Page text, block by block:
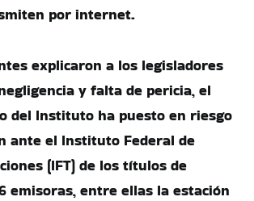
por internet.
explicaron a los legisladores
y falta de pericia, el
del Instituto ha puesto en riesgo
ante el Instituto Federal de
(IFT) de los títulos de
emisoras, entre ellas la estación